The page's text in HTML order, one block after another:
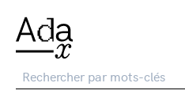
Recherche